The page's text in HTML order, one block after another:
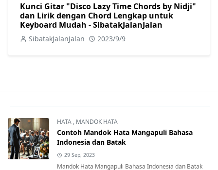
Kunci Gitar "Disco Lazy Time Chords by Nidji"
dan Lirik dengan Chord Lengkap untuk
Keyboard Mudah - SibatakJalanJalan
SibatakJalanJalan 2023/9/9
HATA , MANDOK HATA
Contoh Mandok Hata Mangapuli Bahasa
Indonesia dan Batak
29 Sep, 2023
Mandok Hata Mangapuli Bahasa Indonesia dan Batak